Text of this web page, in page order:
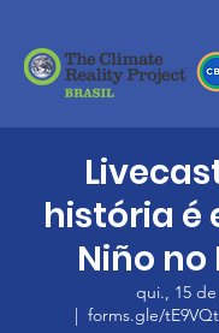
história é
Niño no
qui., 15
  |
forms.gle/